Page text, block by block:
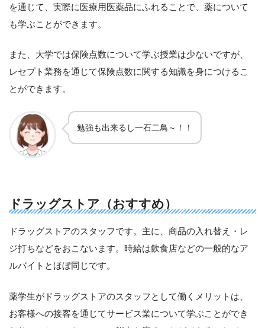
を通じて、実際に医療用医薬品にふれることで、薬について
も学ぶことができます。
また、大学では保険点数について学ぶ授業は少ないですが、
レセプト業務を通じて保険点数に関する知識を身につけるこ
とができます。
勉強も出来るし一石二鳥～！！
ドラッグストア（おすすめ）
ドラッグストアのスタッフです。主に、商品の入れ替え・レ
ジ打ちなどをおこないます。時給は飲食店などの一般的なア
ルバイトとほぼ同じです。
薬学生がドラッグストアのスタッフとして働くメリットは、
お客様への接客を通じてサービス業について学ぶことができ